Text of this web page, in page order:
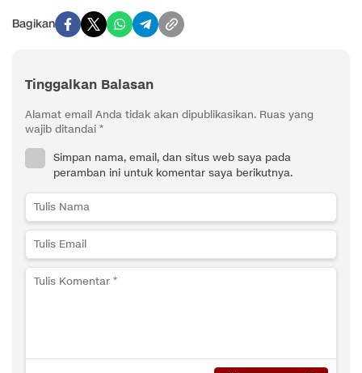
Bagikan
Tinggalkan Balasan
Alamat email Anda tidak akan dipublikasikan. Ruas yang
wajib ditandai *
Simpan nama, email, dan situs web saya pada
peramban ini untuk komentar saya berikutnya.